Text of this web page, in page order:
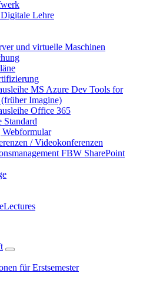
Lehre
und virtuelle Maschinen
MS Azure Dev Tools for
Imagine)
Office 365
Standard
Webformular
/ Videokonferenzen
FBW SharePoint
für Erstsemester